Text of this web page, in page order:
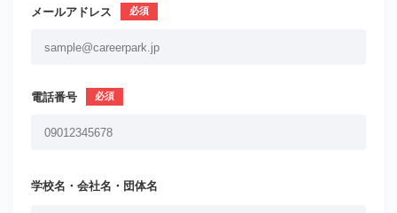
メールアドレス
電話番号
学校名・会社名・団体名